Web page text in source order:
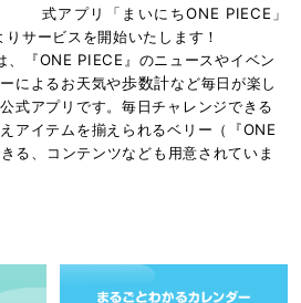
式アプリ「まいにちONE PIECE」
サービスを開始いたします！
、『ONE PIECE』のニュースやイベン
によるお天気や歩数計など毎日が楽し
式アプリです。毎日チャレンジできる
アイテムを揃えられるベリー（『ONE
る、コンテンツなども用意されていま